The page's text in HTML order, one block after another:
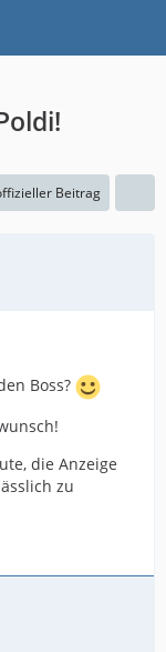
Beitrag
Boss?
die Anzeige
zu